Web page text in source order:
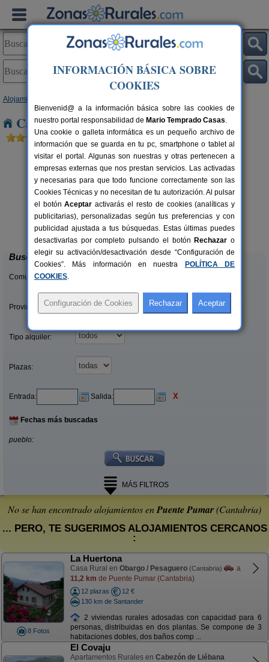
Alojamientos
Casas Rurales cerca de Puente Pumar
10-18+2 pers.
desde28 €
El Trineo de Campoo
Suano (Cantabria)
Buscar
Comunidades:
Provincias/Islas:
Tipo alquiler:
Plazas:
Entrada: Salida: X
Fechas más buscadas
pueblo:
MÁS FILTROS
No se han encontrado alojamientos enPuente Pumar(Cantabria)
... PERO, TE SUGERIMOS ALOJAMIENTOS CERCANOS
:
8 Fotos
La Huertona
Casa Rural en Obargo / Pesaguero (Cantabria)
a
11,2 km de Puente Pumar (Cantabria)
12 plazas
12 €
130 km de Santander
2 viviendas rurales adosadas con capacidad para 6
personas, distribuidas en dos plantas. Se compone de 3
habitaciones dobles, dos baños comp ...
El Covaju
Apartamentos Rurales en Cabezón de Liébana
INFORMACIÓN BÁSICA SOBRE
COOKIES
Bienvenid@ a la información básica sobre las cookies de
nuestro portal responsabilidad de Mario Temprado Casas.
Una cookie o galleta informática es un pequeño archivo de
información que se guarda en tu pc, smartphone o tablet al
visitar el portal. Algunas son nuestras y otras pertenecen a
empresas externas que nos prestan servicios. Las activadas
y necesarias para que todo funcione correctamente son las
Cookies Técnicas y no necesitan de tu autorización. Al pulsar
el botónAceptar activarás el resto de cookies (analíticas y
publicitarias), personalizadas según tus preferencias y con
publicidad ajustada a tus búsquedas. Estas últimas puedes
desactivarlas por completo pulsando el botón Rechazar o
elegir su activación/desactivación desde “Configuración de
Cookies”. Más información en nuestra
POLÍTICA DE
COOKIES.